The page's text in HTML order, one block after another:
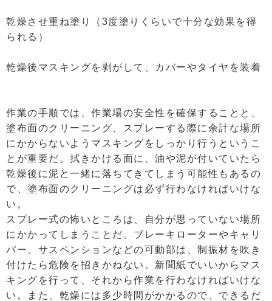
乾燥させ重ね塗り（3度塗りくらいで十分な効果を得
られる）
乾燥後マスキングを剥がして、カバーやタイヤを装着
作業の手順では、作業場の安全性を確保することと、
塗布面のクリーニング、スプレーする際に余計な場所
にかからないようマスキングをしっかり行うというこ
とが重要だ。拭きかける面に、油や泥が付いていたら
乾燥後に泥と一緒に落ちてきてしまう可能性もあるの
で、塗布面のクリーニングは必ず行わなければいけな
い。
スプレー式の怖いところは、自分が思っていない場所
にかかってしまうことだ。ブレーキローターやキャリ
パー、サスペンションなどの可動部は、制振材を吹き
付けたら危険を招きかねない。新聞紙でいいからマス
キングを行って、それから作業を行わなければいけな
い。また、乾燥には多少時間がかかるので、できるだ